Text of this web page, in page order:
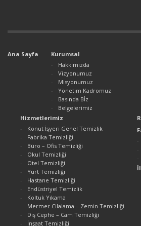
Ana Sayfa
Kurumsal
Hakkımızda
Vizyonumuz
Misyonumuz
Yönetim Kadromuz
Basında Bİz
Belgelerimiz
Hizmetlerimiz
Konut İşyeri Genel Temizlik
Fabrika Temizliği
Büro – Ofis Temizliği
Okul Temizliği
Otel Temizliği
Yurt Temizliği
Hastane Temizliği
Endüstriyel Temizlik
Koltuk Yıkama
Mermer Cilalama – Zemin Temizliği
Dış Cephe – Cam Temizliği
İnşaat Temizliği